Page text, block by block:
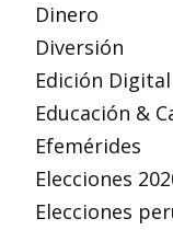
Dinero
Diversión
Edición Digital
Educación &
Efemérides
Elecciones
Elecciones